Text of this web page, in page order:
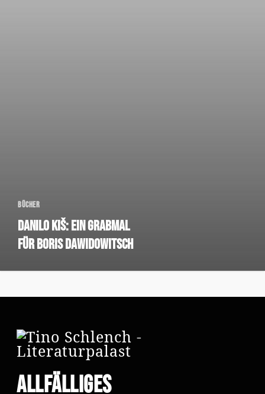
Bücher
Danilo Kiš: Ein Grabmal
für Boris Dawidowitsch
Allfälliges